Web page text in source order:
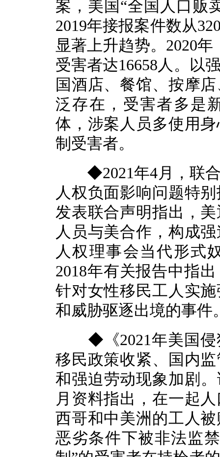
案，美国“全国人口贩
2019年接报案件数从
显著上升趋势。2020
受害者达16658人。以
国酒店、餐馆、按摩
泛存在，受害者多是
体，涉案人员多使用
制受害者。
◆2021年4月，联合
人权负面影响问题特
发表联合声明指出，
人员与美合作，构成
人权理事会当代形式
2018年有关报告中指
针对女性移民工人实
和威胁驱逐出境的事件
◆《2021年美国侵
移民政策收紧、国内
和强迫劳动现象加剧
月资料指出，在一起
西哥和中美洲的工人
恶劣条件下被非法监